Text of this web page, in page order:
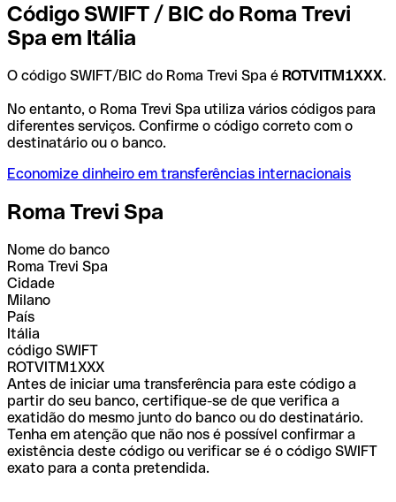
Código SWIFT / BIC do Roma Trevi
Spa em Itália
O código SWIFT/BIC do Roma Trevi Spa é ROTVITM1XXX.
No entanto, o Roma Trevi Spa utiliza vários códigos para
diferentes serviços. Confirme o código correto com o
destinatário ou o banco.
Economize dinheiro em transferências internacionais
Roma Trevi Spa
Nome do banco
Roma Trevi Spa
Cidade
Milano
País
Itália
código SWIFT
ROTVITM1XXX
Antes de iniciar uma transferência para este código a
partir do seu banco, certifique-se de que verifica a
exatidão do mesmo junto do banco ou do destinatário.
Tenha em atenção que não nos é possível confirmar a
existência deste código ou verificar se é o código SWIFT
exato para a conta pretendida.